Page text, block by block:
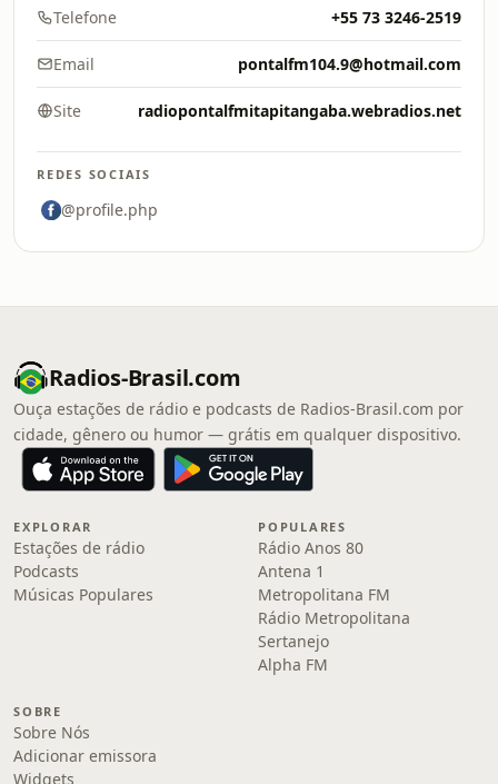
Telefone +55 73 3246-2519
Email pontalfm104.9@hotmail.com
Site radiopontalfmitapitangaba.webradios.net
REDES SOCIAIS
@profile.php
Radios-Brasil.com
Ouça estações de rádio e podcasts de Radios-Brasil.com por
cidade, gênero ou humor — grátis em qualquer dispositivo.
EXPLORAR
Estações de rádio
Podcasts
Músicas Populares
POPULARES
Rádio Anos 80
Antena 1
Metropolitana FM
Rádio Metropolitana
Sertanejo
Alpha FM
SOBRE
Sobre Nós
Adicionar emissora
Widgets